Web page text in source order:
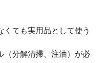
くても実用品として使う
（分解清掃、注油）が必